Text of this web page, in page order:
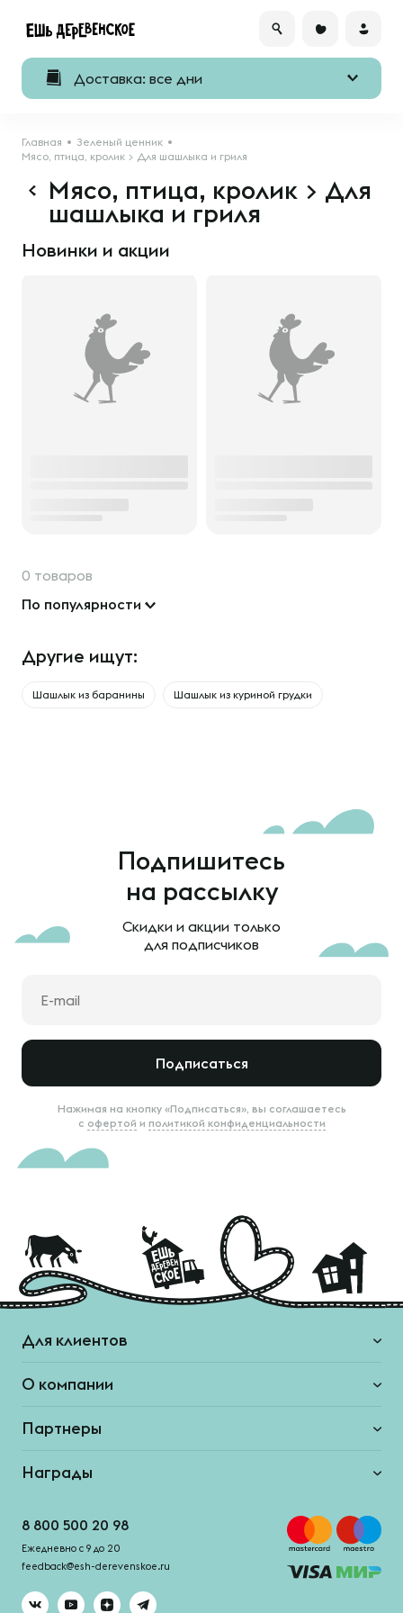
Доставка: все дни
Главная
Зеленый ценник
Мясо, птица, кролик > Для шашлыка и гриля
Мясо, птица, кролик > Для
шашлыка и гриля
Новинки и акции
0 товаров
По популярности
Другие ищут:
Шашлык из баранины Шашлык из куриной грудки
Подпишитесь
на рассылку
Скидки и акции только
для подписчиков
Подписаться
Нажимая на кнопку «Подписаться», вы соглашаетесь
с офертой и политикой конфиденциальности
Для клиентов
О компании
Партнеры
Награды
8 800 500 20 98
Ежедневно с 9 до 20
feedback@esh-derevenskoe.ru